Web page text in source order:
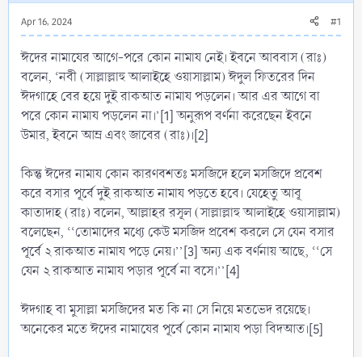
Apr 16, 2024 #1
ঈদের নামাযের আগে-পরে কোন নামায নেই। ইবনে আববাস (রাঃ)
বলেন, ‘নবী (সাল্লাল্লাহু আলাইহে ওয়াসাল্লাম) ঈদুল ফিতরের দিন
ঈদগাহে বের হয়ে দুই রাকআত নামায পড়লেন। আর এর আগে বা
পরে কোন নামায পড়লেন না।’[1] অনুরূপ বর্ণনা করেছেন ইবনে
উমার, ইবনে আম্র এবং জাবের (রাঃ)।[2]
কিন্তু ঈদের নামায কোন কারণবশতঃ মসজিদে হলে মসজিদে প্রবেশ
করে বসার পূর্বে দুই রাকআত নামায পড়তে হবে। যেহেতু আবূ
কাতাদাহ (রাঃ) বলেন, আল্লাহর রসূল (সাল্লাল্লাহু আলাইহে ওয়াসাল্লাম)
বলেছেন, ‘‘তোমাদের মধ্যে কেউ মসজিদ প্রবেশ করলে সে যেন বসার
পূর্বে ২ রাকআত নামায পড়ে নেয়।’’[3] অন্য এক বর্ণনায় আছে, ‘‘সে
যেন ২ রাকআত নামায পড়ার পূর্বে না বসে।’’[4]
ঈদগাহ বা মুসাল্লা মসজিদের মত কি না সে নিয়ে মতভেদ রয়েছে।
অনেকের মতে ঈদের নামাযের পূর্বে কোন নামায পড়া বিদআত।[5]